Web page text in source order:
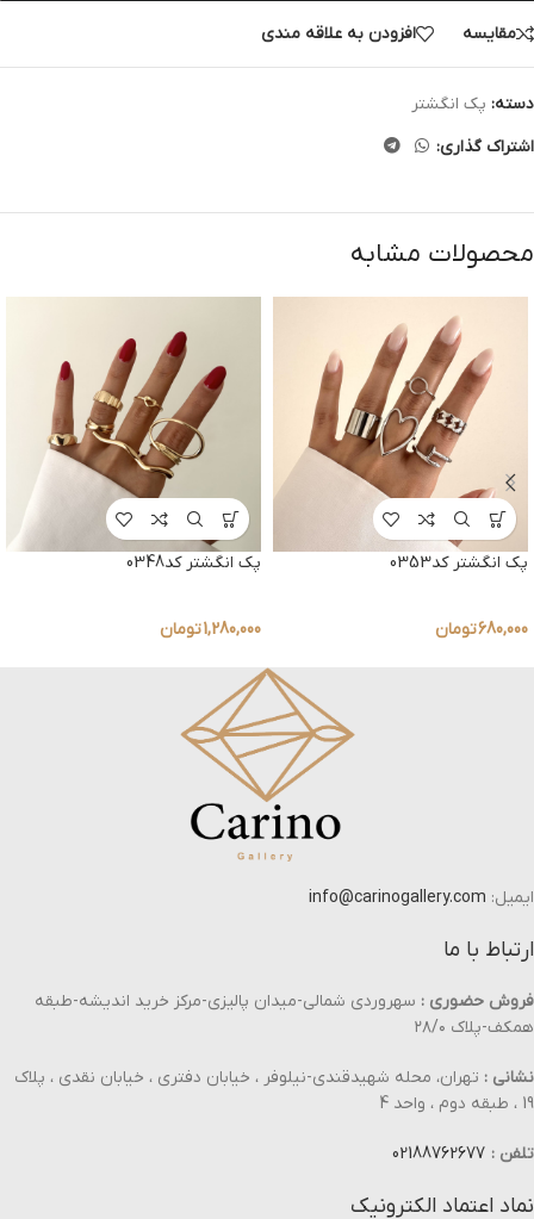
مقایسه افزودن به علاقه مندی
دسته: پک انگشتر
اشتراک گذاری:
محصولات مشابه
پک انگشتر کد0353
680,000تومان
پک انگشتر کد0348
1,280,000تومان
ایمیل: info@carinogallery.com
ارتباط با ما
فروش حضوری : سهروردی شمالی-میدان پالیزی-مرکز خرید اندیشه-طبقه
همکف-پلاک ۲۸/۰
نشانی : تهران، محله شهیدقندی-نیلوفر ، خیابان دفتری ، خیابان نقدی ، پلاک
19 ، طبقه دوم ، واحد 4
تلفن : 02188762677
نماد اعتماد الکترونیک